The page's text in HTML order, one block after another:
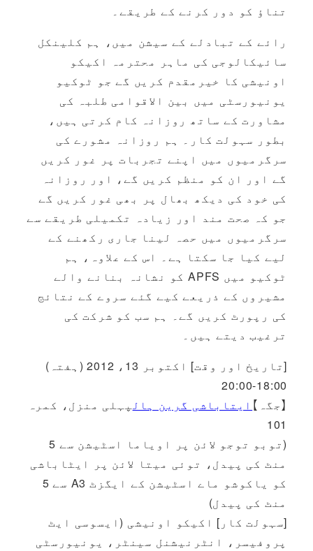
تناؤ کو دور کرنے کے طریقے۔
رائے کے تبادلے کے سیشن میں، ہم کلینکل
سائیکالوجی کی ماہر محترمہ اکیکو
اونیشی کا خیرمقدم کریں گے جو ٹوکیو
یونیورسٹی میں بین الاقوامی طلبہ کی
مشاورت کے ساتھ روزانہ کام کرتی ہیں،
بطور سہولت کار۔ ہم روزانہ مشورے کی
سرگرمیوں میں اپنے تجربات پر غور کریں
گے اور ان کو منظم کریں گے، اور روزانہ
کی خود کی دیکھ بھال پر بھی غور کریں گے
جو کہ صحت مند اور زیادہ تکمیلی طریقے سے
سرگرمیوں میں حصہ لینا جاری رکھنے کے
لیے کیا جا سکتا ہے۔ اس کے علاوہ، ہم
ٹوکیو میں APFS کو نشانہ بنانے والے
مشیروں کے ذریعے کیے گئے سروے کے نتائج
کی رپورٹ کریں گے۔ ہم سب کو شرکت کی
ترغیب دیتے ہیں۔
[تاریخ اور وقت] اکتوبر 13، 2012 (ہفتہ)
18:00-20:00
【جگہ】 ایتاباشی گرین ہالپہلی منزل، کمرہ
101
(توبو توجو لائن پر اویاما اسٹیشن سے 5
منٹ کی پیدل، توئی میتا لائن پر ایٹاباشی
کو یاکوشو ماے اسٹیشن کے ایگزٹ A3 سے 5
منٹ کی پیدل)
[سہولت کار] اکیکو اونیشی (ایسوسی ایٹ
پروفیسر، انٹرنیشنل سینٹر، یونیورسٹی